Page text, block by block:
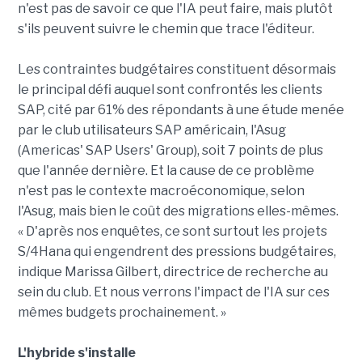
n'est pas de savoir ce que l'IA peut faire, mais plutôt
s'ils peuvent suivre le chemin que trace l'éditeur.
Les contraintes budgétaires constituent désormais
le principal défi auquel sont confrontés les clients
SAP, cité par 61% des répondants à une étude menée
par le club utilisateurs SAP américain, l'Asug
(Americas' SAP Users' Group), soit 7 points de plus
que l'année dernière. Et la cause de ce problème
n'est pas le contexte macroéconomique, selon
l'Asug, mais bien le coût des migrations elles-mêmes.
« D'après nos enquêtes, ce sont surtout les projets
S/4Hana qui engendrent des pressions budgétaires,
indique Marissa Gilbert, directrice de recherche au
sein du club. Et nous verrons l'impact de l'IA sur ces
mêmes budgets prochainement. »
L'hybride s'installe